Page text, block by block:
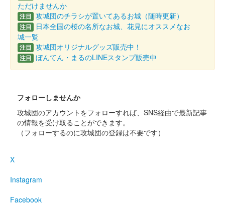
ただけませんか
注目 攻城団のチラシが置いてあるお城（随時更新）
注目
日本全国の桜の名所なお城、花見にオススメなお
城一覧
注目 攻城団オリジナルグッズ販売中！
注目 ぼんてん・まるのLINEスタンプ販売中
フォローしませんか
攻城団のアカウントをフォローすれば、SNS経由で最新記事
の情報を受け取ることができます。
（フォローするのに攻城団の登録は不要です）
X
Instagram
Facebook